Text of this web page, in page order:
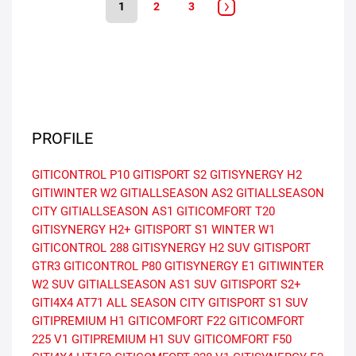
1 2 3
PROFILE
GITICONTROL P10 GITISPORT S2 GITISYNERGY H2
GITIWINTER W2 GITIALLSEASON AS2 GITIALLSEASON
CITY GITIALLSEASON AS1 GITICOMFORT T20
GITISYNERGY H2+ GITISPORT S1 WINTER W1
GITICONTROL 288 GITISYNERGY H2 SUV GITISPORT
GTR3 GITICONTROL P80 GITISYNERGY E1 GITIWINTER
W2 SUV GITIALLSEASON AS1 SUV GITISPORT S2+
GITI4X4 AT71 ALL SEASON CITY GITISPORT S1 SUV
GITIPREMIUM H1 GITICOMFORT F22 GITICOMFORT
225 V1 GITIPREMIUM H1 SUV GITICOMFORT F50